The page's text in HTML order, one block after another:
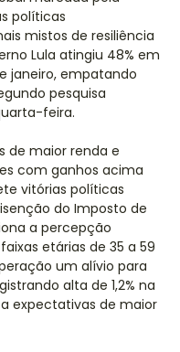
políticas
mistos de resiliência
Lula atingiu 48% em
janeiro, empatando
pesquisa
feira.
de maior renda e
com ganhos acima
vitórias políticas
do Imposto de
a percepção
etárias de 35 a 59
um alívio para
alta de 1,2% na
expectativas de maior